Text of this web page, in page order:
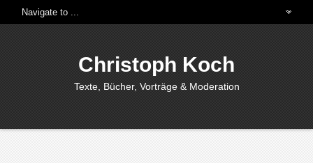
Christoph Koch
Texte, Bücher, Vorträge & Moderation